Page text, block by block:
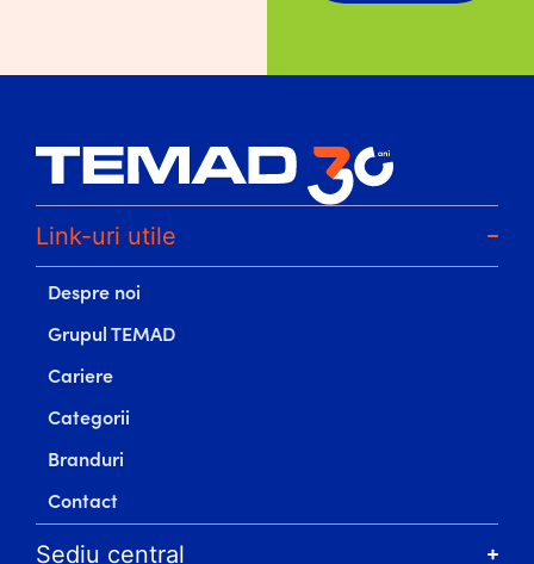
Link-uri utile
Despre noi
Grupul TEMAD
Cariere
Categorii
Branduri
Contact
Sediu central